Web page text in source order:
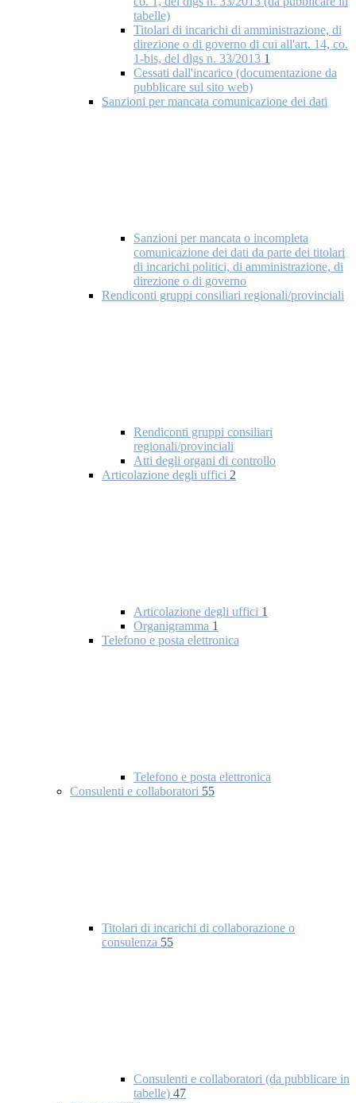
tabelle)
Titolari di incarichi di amministrazione, di
direzione o di governo di cui all'art. 14, co.
1-bis, del dlgs n. 33/2013 1
Cessati dall'incarico (documentazione da
pubblicare sul sito web)
Sanzioni per mancata comunicazione dei dati
Sanzioni per mancata o incompleta
comunicazione dei dati da parte dei titolari
di incarichi politici, di amministrazione, di
direzione o di governo
Rendiconti gruppi consiliari regionali/provinciali
Rendiconti gruppi consiliari
regionali/provinciali
Atti degli organi di controllo
Articolazione degli uffici 2
Articolazione degli uffici 1
Organigramma 1
Telefono e posta elettronica
Telefono e posta elettronica
Consulenti e collaboratori 55
Titolari di incarichi di collaborazione o
consulenza 55
Consulenti e collaboratori (da pubblicare in
tabelle) 47